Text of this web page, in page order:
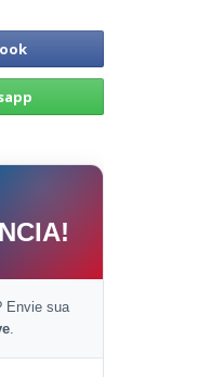
Envie sua
.